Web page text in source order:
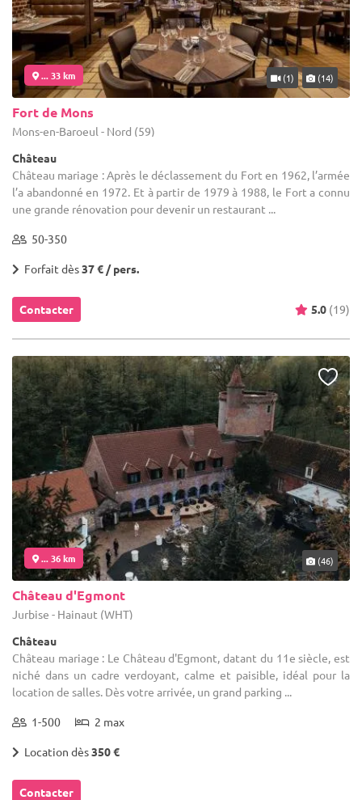
... 33 km (1) (14)
Fort de Mons
Mons-en-Baroeul - Nord (59)
Château
Château mariage : Après le déclassement du Fort en 1962, l’armée
l’a abandonné en 1972. Et à partir de 1979 à 1988, le Fort a connu
une grande rénovation pour devenir un restaurant ...
50-350
Forfait dès37 € / pers.
Contacter 5.0 (19)
... 36 km (46)
Château d'Egmont
Jurbise - Hainaut (WHT)
Château
Château mariage : Le Château d'Egmont, datant du 11e siècle, est
niché dans un cadre verdoyant, calme et paisible, idéal pour la
location de salles. Dès votre arrivée, un grand parking ...
1-500 2 max
Location dès350 €
Contacter